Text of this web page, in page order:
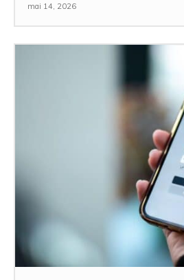
mai 14, 2026